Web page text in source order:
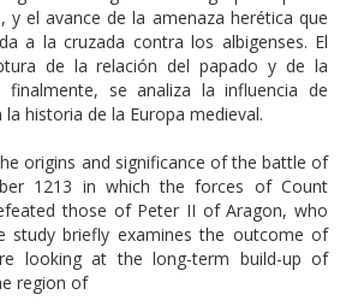
y el avance de la amenaza herética que
a la cruzada contra los albigenses. El
de la relación del papado y de la
se analiza la influencia de
historia de la Europa medieval.
origins and significance of the battle of
1213 in which the forces of Count
those of Peter II of Aragon, who
study briefly examines the outcome of
looking at the long-term build-up of
region of